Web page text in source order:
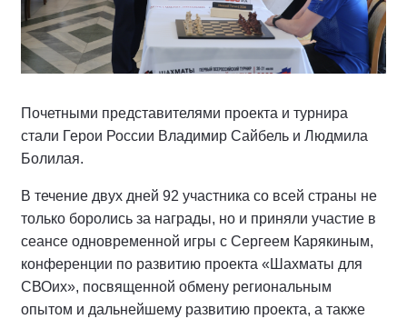
Почетными представителями проекта и турнира
стали Герои России Владимир Сайбель и Людмила
Болилая.
В течение двух дней 92 участника со всей страны не
только боролись за награды, но и приняли участие в
сеансе одновременной игры с Сергеем Карякиным,
конференции по развитию проекта «Шахматы для
СВОих», посвященной обмену региональным
опытом и дальнейшему развитию проекта, а также